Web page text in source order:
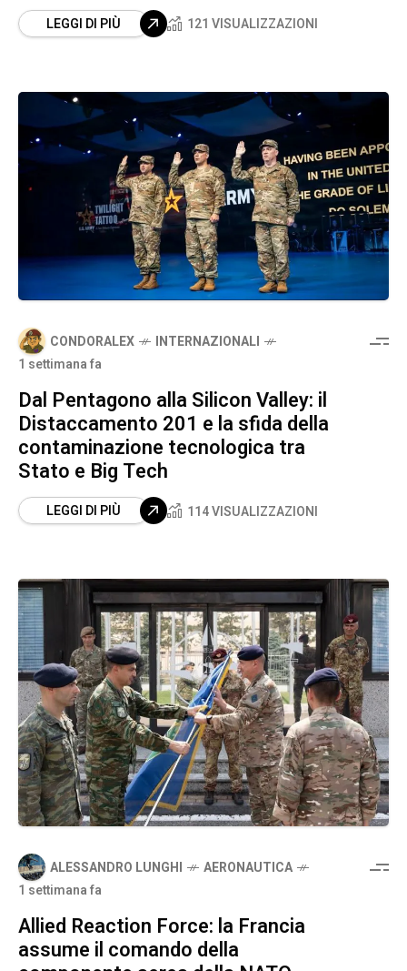
LEGGI DI PIÙ 121 VISUALIZZAZIONI
CONDORALEX
INTERNAZIONALI
1 settimana fa
Dal Pentagono alla Silicon Valley: il
Distaccamento 201 e la sfida della
contaminazione tecnologica tra
Stato e Big Tech
LEGGI DI PIÙ 114 VISUALIZZAZIONI
ALESSANDRO LUNGHI
AERONAUTICA
1 settimana fa
Allied Reaction Force: la Francia
assume il comando della